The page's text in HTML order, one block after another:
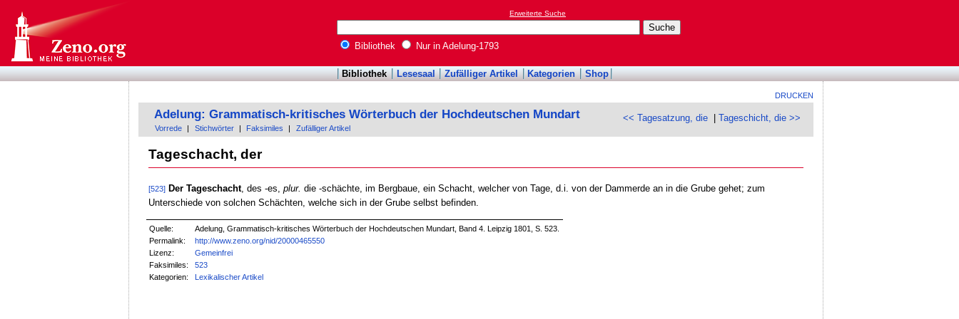
Erweiterte Suche
Bibliothek Nur in Adelung-1793
Bibliothek Lesesaal Zufälliger Artikel Kategorien Shop
DRUCKEN
<< Tagesatzung, die |Tageschicht, die >>
Adelung: Grammatisch-kritisches Wörterbuch der Hochdeutschen Mundart
Vorrede Stichwörter Faksimiles Zufälliger Artikel
Tageschacht, der
[523] Der Tageschacht, des -es, plur. die -schächte, im Bergbaue, ein Schacht, welcher von Tage, d.i. von der Dammerde an in die Grube gehet; zum
Unterschiede von solchen Schächten, welche sich in der Grube selbst befinden.
Quelle:
Adelung, Grammatisch-kritisches Wörterbuch der Hochdeutschen Mundart, Band 4. Leipzig 1801, S. 523.
Permalink:
http://www.zeno.org/nid/20000465550
Lizenz:
Gemeinfrei
Faksimiles:
523
Kategorien:
Lexikalischer Artikel